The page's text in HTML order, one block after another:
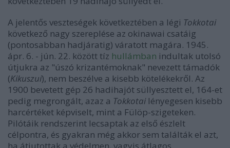
A jelentős veszteségek következtében a légi Tokkotai
következő nagy szereplése az okinawai csatáig
(pontosabban hadjáratig) váratott magára. 1945.
ápr. 6. - jún. 22. között tíz hullámban indultak utolsó
útjukra az "úszó krizantémoknak" nevezett támadók
(Kikuszui), nem beszélve a kisebb kötelékekről. Az
1900 bevetett gép 26 hadihajót süllyesztett el, 164-et
pedig megrongált, azaz a Tokkotai lényegesen kisebb
harcértéket képviselt, mint a Fülöp-szigeteken.
Pilótáik rendszerint lecsaptak az első észlelt
célpontra, és gyakran még akkor sem találták el azt,